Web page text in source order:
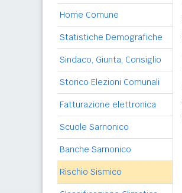
Home Comune
Statistiche Demografiche
Sindaco, Giunta, Consiglio
Storico Elezioni Comunali
Fatturazione elettronica
Scuole Sarnonico
Banche Sarnonico
Rischio Sismico